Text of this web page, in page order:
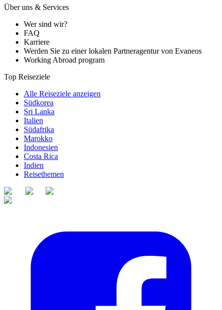
Über uns & Services
Wer sind wir?
FAQ
Karriere
Werden Sie zu einer lokalen Partneragentur von Evaneos
Working Abroad program
Top Reiseziele
Alle Reiseziele anzeigen
Südkorea
Sri Lanka
Italien
Südafrika
Marokko
Indonesien
Costa Rica
Indien
Reisethemen